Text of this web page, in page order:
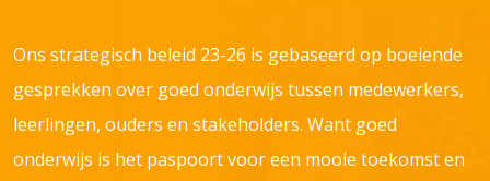
Ons strategisch beleid 23-26 is gebaseerd op boeiende
gesprekken over goed onderwijs tussen medewerkers,
leerlingen, ouders en stakeholders. Want goed
onderwijs is het paspoort voor een mooie toekomst en